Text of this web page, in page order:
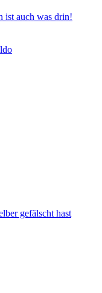
ist auch was drin!
gefälscht hast